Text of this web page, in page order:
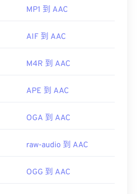
件通常用作视频游戏的音频文
wiki/Advanced_Audio_Coding
standard/43345.html?
MP1 到 AAC
AIF 到 AAC
M4R 到 AAC
APE 到 AAC
OGA 到 AAC
raw-audio 到 AAC
OGG 到 AAC